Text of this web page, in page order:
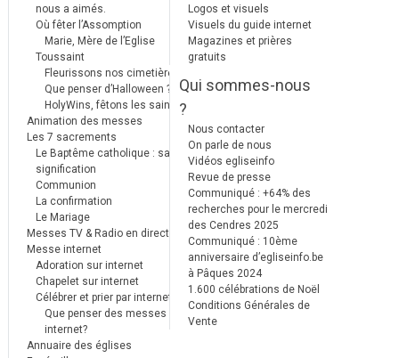
nous a aimés.
Où fêter l’Assomption
Marie, Mère de l’Eglise
Toussaint
Fleurissons nos cimetières
Que penser d’Halloween ?
HolyWins, fêtons les saints !
Animation des messes
Les 7 sacrements
Le Baptême catholique : sa
signification
Communion
La confirmation
Le Mariage
Messes TV & Radio en direct
Messe internet
Adoration sur internet
Chapelet sur internet
Célébrer et prier par internet
Que penser des messes
internet?
Annuaire des églises
Logos et visuels
Visuels du guide internet
Magazines et prières
gratuits
Qui sommes-nous
?
Nous contacter
On parle de nous
Vidéos egliseinfo
Revue de presse
Communiqué : +64% des
recherches pour le mercredi
des Cendres 2025
Communiqué : 10ème
anniversaire d’egliseinfo.be
à Pâques 2024
1.600 célébrations de Noël
Conditions Générales de
Vente